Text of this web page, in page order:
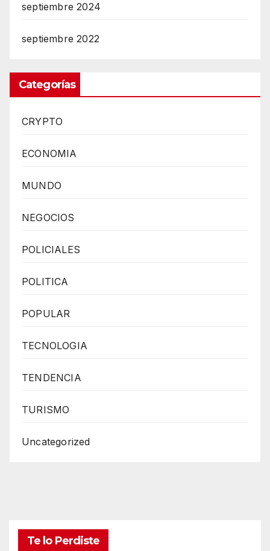
septiembre 2024
septiembre 2022
Categorías
CRYPTO
ECONOMIA
MUNDO
NEGOCIOS
POLICIALES
POLITICA
POPULAR
TECNOLOGIA
TENDENCIA
TURISMO
Uncategorized
Te lo Perdiste